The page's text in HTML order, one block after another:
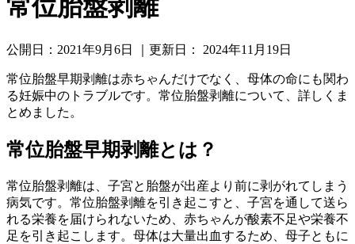
常位胎盤剥離
公開日： 2021年9月6日 ｜更新日： 2024年11月19日
常位胎盤早期剥離は赤ちゃんだけでなく、母体の命にも関わ
る妊娠中のトラブルです。常位胎盤剥離について、詳しくま
とめました。
常位胎盤早期剥離とは？
常位胎盤剥離は、子宮と胎盤が出産より前に剥がれてしまう
病気です。常位胎盤剥離を引き起こすと、子宮を通して送ら
れる栄養を届けられないため、赤ちゃんが酸素不足や栄養不
足を引き起こします。母体は大量出血するため、母子ともに